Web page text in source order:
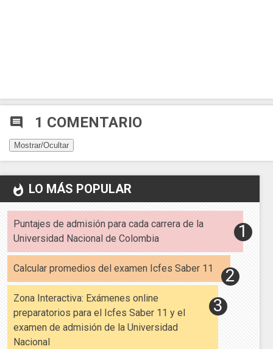
comment 1 COMENTARIO
Mostrar/Ocultar
whatshot LO MÁS POPULAR
Puntajes de admisión para cada carrera de la
Universidad Nacional de Colombia
Calcular promedios del examen Icfes Saber 11
Zona Interactiva: Exámenes online
preparatorios para el Icfes Saber 11 y el
examen de admisión de la Universidad
Nacional